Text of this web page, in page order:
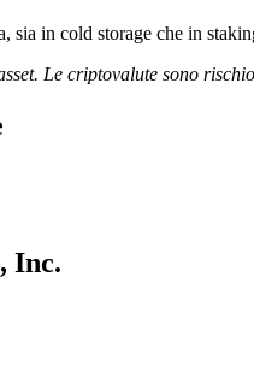
sia in cold storage che in
Le criptovalute sono
Inc.